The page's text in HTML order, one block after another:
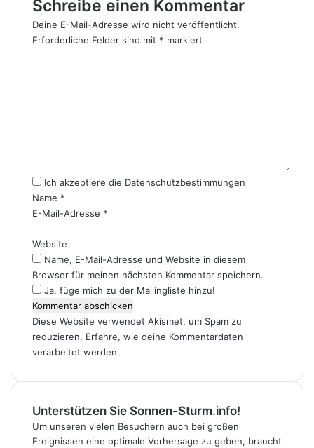
Schreibe einen Kommentar
Deine E-Mail-Adresse wird nicht veröffentlicht.
Erforderliche Felder sind mit * markiert
r
*
Ich akzeptiere die Datenschutzbestimmungen
Name *
E-Mail-Adresse *
Website
Name, E-Mail-Adresse und Website in diesem
Browser für meinen nächsten Kommentar speichern.
Ja, füge mich zu der Mailingliste hinzu!
Diese Website verwendet Akismet, um Spam zu
reduzieren. Erfahre, wie deine Kommentardaten
verarbeitet werden.
Unterstützen Sie Sonnen-Sturm.info!
Um unseren vielen Besuchern auch bei großen
Ereignissen eine optimale Vorhersage zu geben, braucht